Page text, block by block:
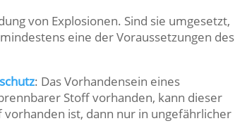
von Explosionen. Sind sie umgesetzt,
eine der Voraussetzungen des
: Das Vorhandensein eines
Stoff vorhanden, kann dieser
ist, dann nur in ungefährlicher